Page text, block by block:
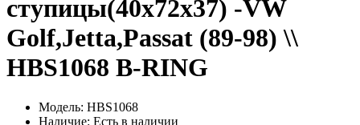
ступицы(40x72x37) -VW
Golf,Jetta,Passat (89-98) \\
HBS1068 B-RING
Модель: HBS1068
Наличие: Есть в наличии